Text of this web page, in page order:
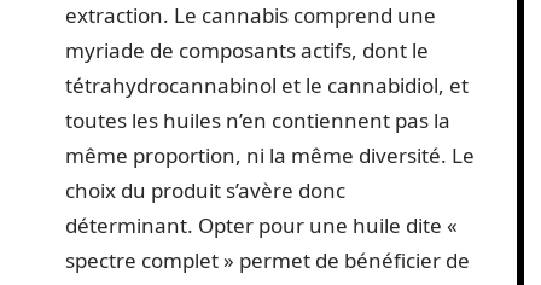
extraction. Le cannabis comprend une
myriade de composants actifs, dont le
tétrahydrocannabinol et le cannabidiol, et
toutes les huiles n’en contiennent pas la
même proportion, ni la même diversité. Le
choix du produit s’avère donc
déterminant. Opter pour une huile dite «
spectre complet » permet de bénéficier de